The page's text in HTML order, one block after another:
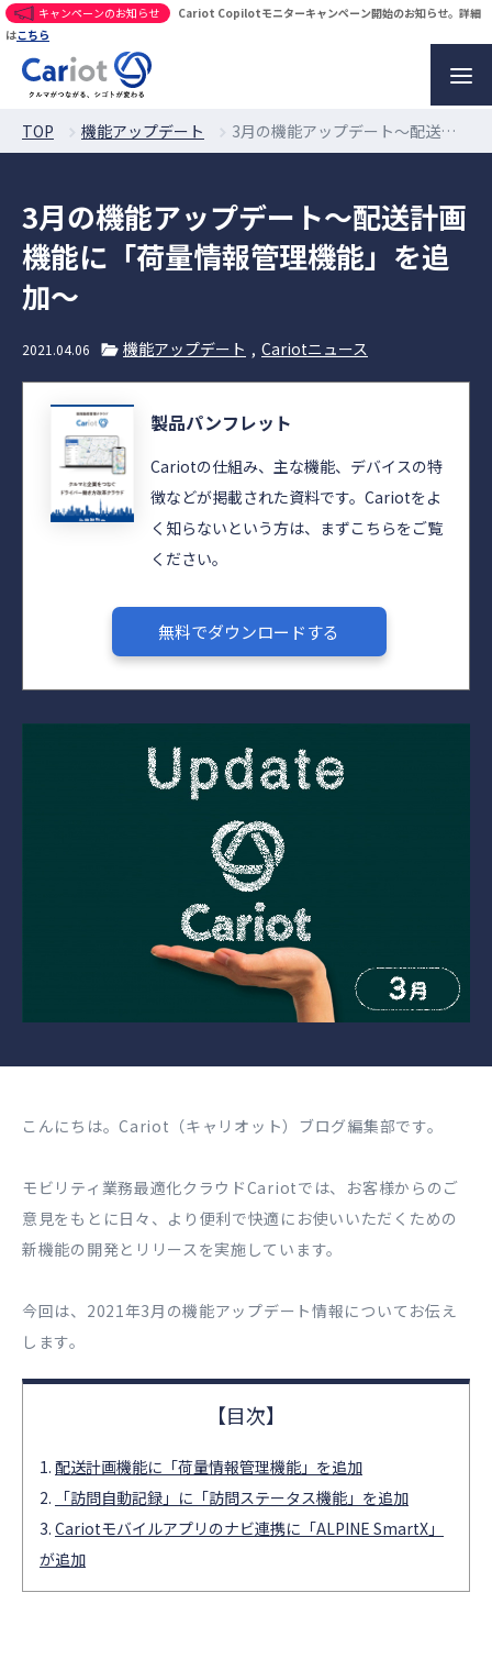
キャンペーンのお知らせ
Cariot Copilotモニターキャンペーン開始のお知らせ。詳細
はこちら
TOP 機能アップデート 3月の機能アップデート〜配送計画機能に「荷量情報管理機能」を追加〜
3月の機能アップデート〜配送計画
機能に「荷量情報管理機能」を追
加〜
2021.04.06 機能アップデート Cariotニュース
製品パンフレット
Cariotの仕組み、主な機能、デバイスの特
徴などが掲載された資料です。Cariotをよ
く知らないという方は、まずこちらをご覧
ください。
無料でダウンロードする
こんにちは。Cariot（キャリオット）ブログ編集部です。
モビリティ業務最適化クラウドCariotでは、お客様からのご
意見をもとに日々、より便利で快適にお使いいただくための
新機能の開発とリリースを実施しています。
今回は、2021年3月の機能アップデート情報についてお伝え
します。
配送計画機能に「荷量情報管理機能」を追加
「訪問自動記録」に「訪問ステータス機能」を追加
Cariotモバイルアプリのナビ連携に「ALPINE SmartX」
が追加